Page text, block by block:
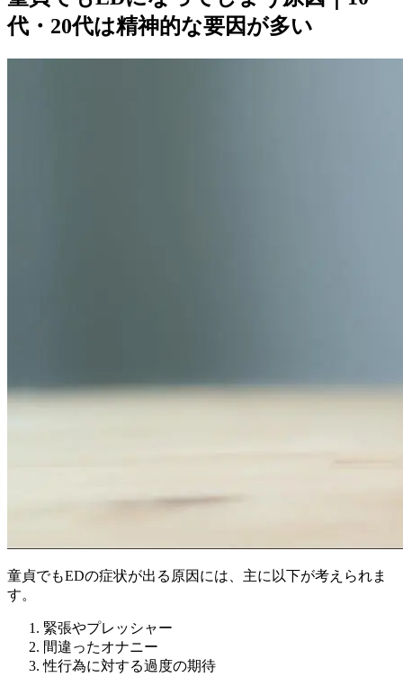
代・20代は精神的な要因が多い
童貞でもEDの症状が出る原因には、主に以下が考えられま
す。
緊張やプレッシャー
間違ったオナニー
性行為に対する過度の期待